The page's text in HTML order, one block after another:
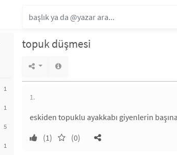
1
1
5
1
topuk düşmesi
1.
eskiden topuklu ayakkabı giyenlerin
(1)
(0)